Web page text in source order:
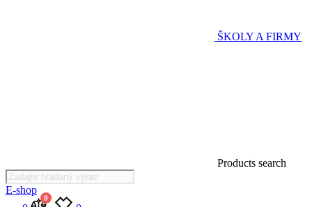
ŠKOLY A FIRMY
Products search
E-shop
0